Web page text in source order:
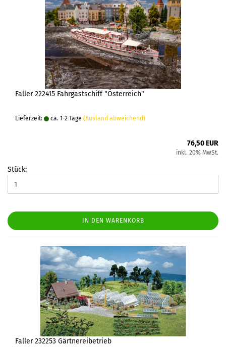
Faller 222415 Fahrgastschiff "Österreich"
Lieferzeit: ca. 1-2 Tage (Ausland abweichend)
76,50 EUR
inkl. 20% MwSt.
Stück:
IN DEN WARENKORB
Faller 232253 Gärtnereibetrieb